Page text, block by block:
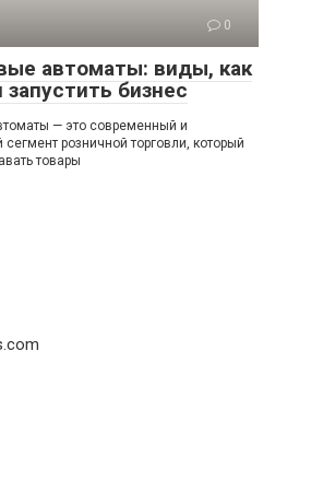
0
автоматы: виды, как
бизнес
— это современный и
розничной торговли, который
товары